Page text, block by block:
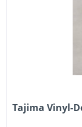
Tajima Vinyl-